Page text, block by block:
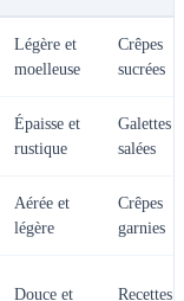
Légère et
moelleuse
Crêpes
sucrées
Épaisse et
rustique
Galettes
salées
Aérée et
légère
Crêpes
garnies
Douce et
Recettes